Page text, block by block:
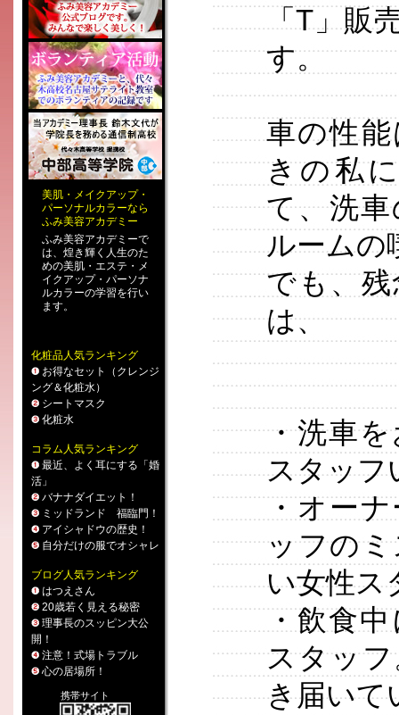
美肌 ・ メイクアップ・
パーソナルカラーなら
ふみ美容アカデミー
ふみ美容アカデミーで
は、煌き輝く人生のた
めの美肌・エステ ・ メ
イクアップ・ パーソナ
ルカラーの学習を行い
ます。
化粧品人気ランキング
お得なセット（クレンジ
ング＆化粧水）
シートマスク
化粧水
コラム人気ランキング
最近、よく耳にする「婚
活」
バナナダイエット！
ミッドランド 福臨門！
アイシャドウの歴史！
自分だけの服でオシャレ
ブログ人気ランキング
はつえさん
20歳若く見える秘密
理事長のスッピン大公
開！
注意！式場トラブル
心の居場所！
携帯サイト
「T」販
す。
車の性
きの私
て、洗
ルームの
でも、
は、
・洗車
スタッフ
・オー
ッフの
い女性ス
・飲食
スタッ
き届いて